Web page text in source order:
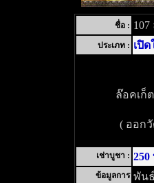
ชื่อ :
ประเภท : เปิ
ล๊อคเก็
( ออก
เช่าบูชา : 250
ข้อมูลการ พัน